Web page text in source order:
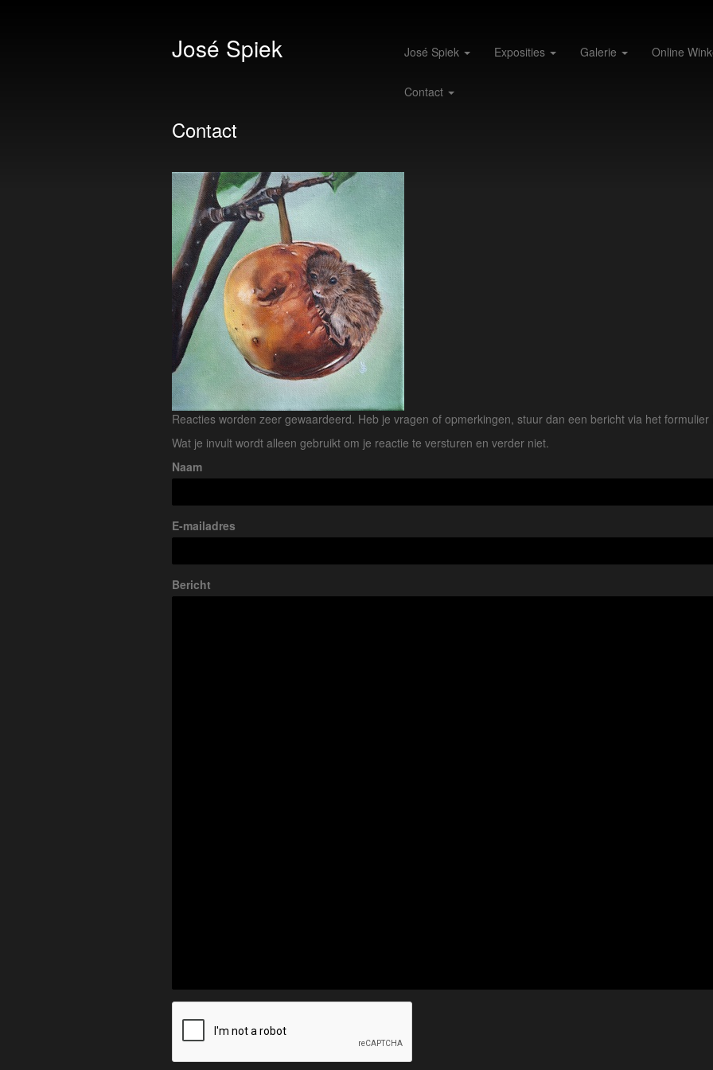
José Spiek José Spiek Exposities Galerie Online
Contact
Contact
Reacties worden zeer gewaardeerd. Heb je vragen of opmerkingen, stuur dan een bericht via het formulier
Wat je invult wordt alleen gebruikt om je reactie te versturen en verder niet.
Naam
E-mailadres
Bericht